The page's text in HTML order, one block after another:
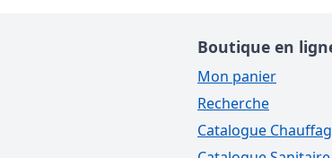
Boutique en
Mon panier
Recherche
Catalogue